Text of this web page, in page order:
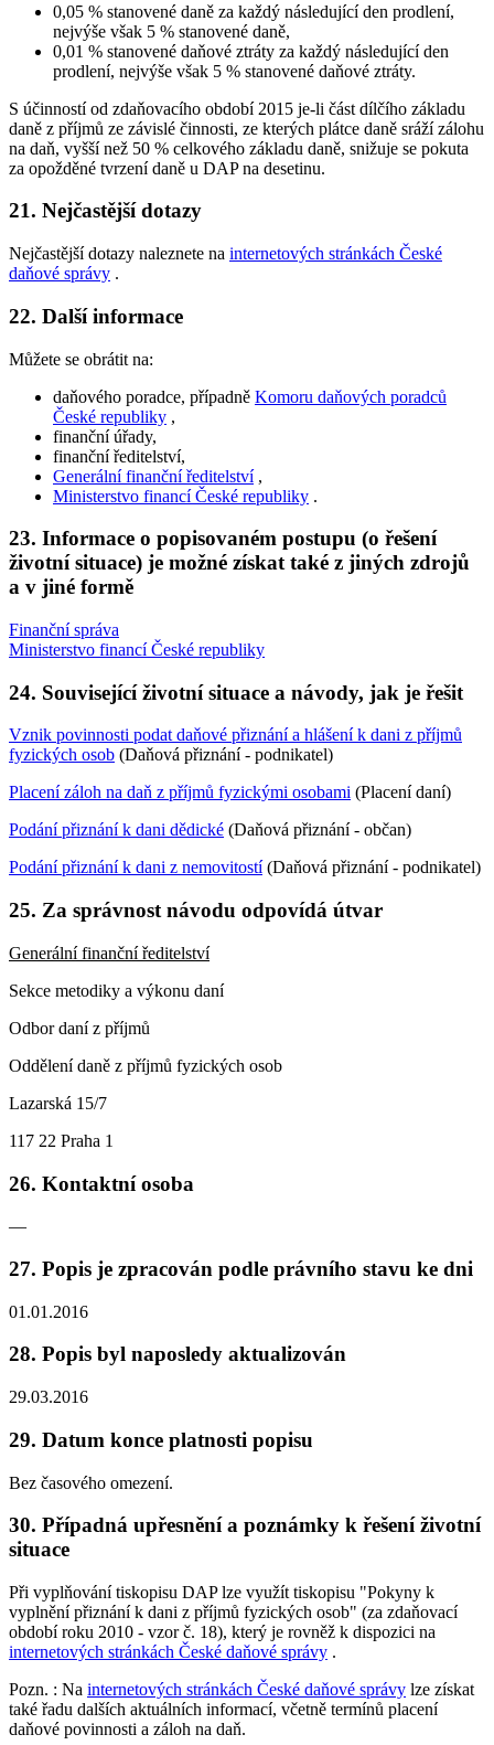
0,05 % stanovené daně za každý následující den prodlení,
nejvýše však 5 % stanovené daně,
0,01 % stanovené daňové ztráty za každý následující den
prodlení, nejvýše však 5 % stanovené daňové ztráty.
S účinností od zdaňovacího období 2015 je-li část dílčího základu
daně z příjmů ze závislé činnosti, ze kterých plátce daně sráží zálohu
na daň, vyšší než 50 % celkového základu daně, snižuje se pokuta
za opožděné tvrzení daně u DAP na desetinu.
21. Nejčastější dotazy
Nejčastější dotazy naleznete na internetových stránkách České
daňové správy .
22. Další informace
Můžete se obrátit na:
daňového poradce, případně Komoru daňových poradců
České republiky ,
finanční úřady,
finanční ředitelství,
Generální finanční ředitelství,
Ministerstvo financí České republiky .
23. Informace o popisovaném postupu (o řešení
životní situace) je možné získat také z jiných zdrojů
a v jiné formě
Finanční správa
Ministerstvo financí České republiky
24. Související životní situace a návody, jak je řešit
Vznik povinnosti podat daňové přiznání a hlášení k dani z příjmů
fyzických osob (Daňová přiznání - podnikatel)
Placení záloh na daň z příjmů fyzickými osobami (Placení daní)
Podání přiznání k dani dědické (Daňová přiznání - občan)
Podání přiznání k dani z nemovitostí(Daňová přiznání - podnikatel)
25. Za správnost návodu odpovídá útvar
Generální finanční ředitelství
Sekce metodiky a výkonu daní
Odbor daní z příjmů
Oddělení daně z příjmů fyzických osob
Lazarská 15/7
117 22 Praha 1
26. Kontaktní osoba
—
27. Popis je zpracován podle právního stavu ke dni
01.01.2016
28. Popis byl naposledy aktualizován
29.03.2016
29. Datum konce platnosti popisu
Bez časového omezení.
30. Případná upřesnění a poznámky k řešení životní
situace
Při vyplňování tiskopisu DAP lze využít tiskopisu "Pokyny k
vyplnění přiznání k dani z příjmů fyzických osob" (za zdaňovací
období roku 2010 - vzor č. 18), který je rovněž k dispozici na
internetových stránkách České daňové správy .
Pozn. : Na internetových stránkách České daňové správy lze získat
také řadu dalších aktuálních informací, včetně termínů placení
daňové povinnosti a záloh na daň.